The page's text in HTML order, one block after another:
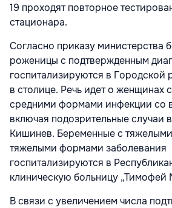
19 проходят повторное
стационара.
Согласно приказу министерства
роженицы с подтвержденным
госпитализируются в
в столице. Речь идет о женщинах
средними формами инфекции со
включая подозрительные случаи
Кишинев. Беременные с
тяжелыми формами заболевания
госпитализируются в
клиническую больницу „Тимофей
В связи с увеличением числа